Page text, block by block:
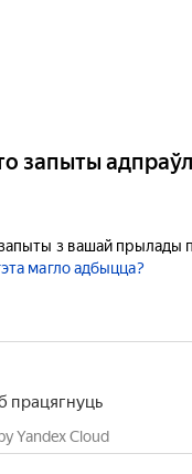
запыты
з вашай прылады
магло адбыцца?
працягнуць
Yandex Cloud